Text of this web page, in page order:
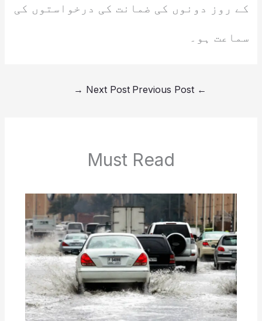
کے روز دونوں کی ضمانت کی درخواستوں کی
سماعت ہو۔
←
Next Post
→
Must Read